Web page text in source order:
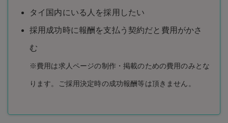
タイ国内にいる人を採用したい
採用成功時に報酬を支払う契約だと費用がかさ
む
※費用は求人ページの制作・掲載のための費用のみとな
ります。ご採用決定時の成功報酬等は頂きません。